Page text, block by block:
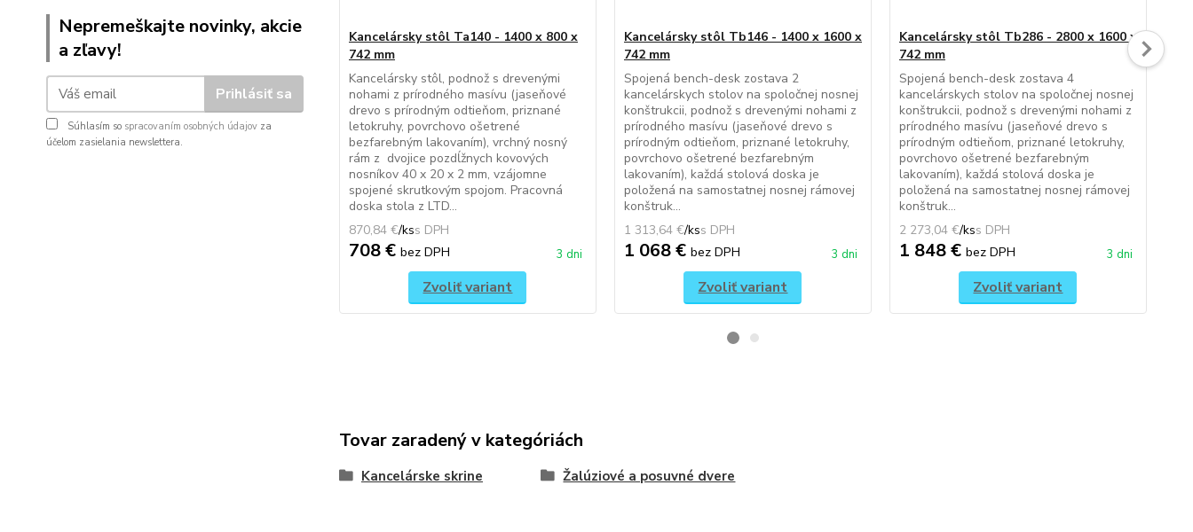
Nepremeškajte novinky, akcie
a zľavy!
Prihlásiť sa
Súhlasím so spracovaním osobných údajov za
účelom zasielania newslettera.
Kancelársky stôl Ta140 - 1400 x 800 x
742 mm
Kancelársky stôl, podnož s drevenými
nohami z prírodného masívu (jaseňové
drevo s prírodným odtieňom, priznané
letokruhy, povrchovo ošetrené
bezfarebným lakovaním), vrchný nosný
rám z dvojice pozdĺžnych kovových
nosníkov 40 x 20 x 2 mm, vzájomne
spojené skrutkovým spojom. Pracovná
doska stola z LTD...
870,84 €/ks
708 € bez DPH 3 dni
Zvoliť variant
Kancelársky stôl Tb146 - 1400 x 1600 x
742 mm
Spojená bench-desk zostava 2
kancelárskych stolov na spoločnej nosnej
konštrukcii, podnož s drevenými nohami z
prírodného masívu (jaseňové drevo s
prírodným odtieňom, priznané letokruhy,
povrchovo ošetrené bezfarebným
lakovaním), každá stolová doska je
položená na samostatnej nosnej rámovej
konštruk...
1 313,64 €/ks
1 068 € bez DPH 3 dni
Zvoliť variant
Kancelársky stôl Tb286 - 2800 x 1600 x
742 mm
Spojená bench-desk zostava 4
kancelárskych stolov na spoločnej nosnej
konštrukcii, podnož s drevenými nohami z
prírodného masívu (jaseňové drevo s
prírodným odtieňom, priznané letokruhy,
povrchovo ošetrené bezfarebným
lakovaním), každá stolová doska je
položená na samostatnej nosnej rámovej
konštruk...
2 273,04 €/ks
1 848 € bez DPH 3 dni
Zvoliť variant
Tovar zaradený v kategóriách
Kancelárske skrine Žalúziové a posuvné dvere